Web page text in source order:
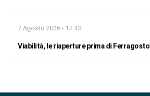
7 Agosto 2026 - 17:43
Viabilità, le riaperture prima di Ferragosto